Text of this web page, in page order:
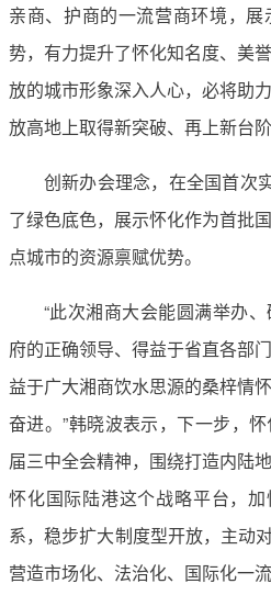
亲商、护商的一流营商环境，
势，有力提升了怀化知名度、美
放的城市形象深入人心，必将助
放高地上取得新突破、再上新台阶
创新办会理念，在全国首次
了绿色底色，展示怀化作为首批
点城市的资源禀赋优势。
“此次湘商大会能圆满举办
府的正确领导、得益于省直各部
益于广大湘商饮水思源的桑梓情
奋进。”韩晓波表示，下一步，
届三中全会精神，围绕打造内陆
怀化国际陆港这个战略平台，加
系，稳步扩大制度型开放，主动
营造市场化、法治化、国际化一